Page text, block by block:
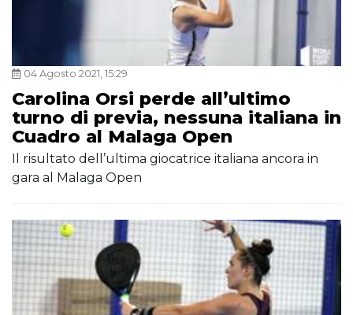
04 Agosto 2021, 15:29
Carolina Orsi perde all’ultimo
turno di previa, nessuna italiana in
Cuadro al Malaga Open
Il risultato dell’ultima giocatrice italiana ancora in
gara al Malaga Open